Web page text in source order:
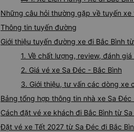
Những câu hỏi thường gặp về tuyến
Thông tin tuyến đường
Giới thiệu tuyến đường xe đi Bắc Bình
1. Về chất lượng, review, đánh
2. Giá vé xe Sa Đéc - Bắc Bình
3. Giới thiệu, tư vấn các dòng xe
Bảng tổng hợp thông tin nhà xe Sa Đéc
Cách đặt vé xe khách đi Bắc Bình từ
Đặt vé xe Tết 2027 từ Sa Đéc đi Bắc